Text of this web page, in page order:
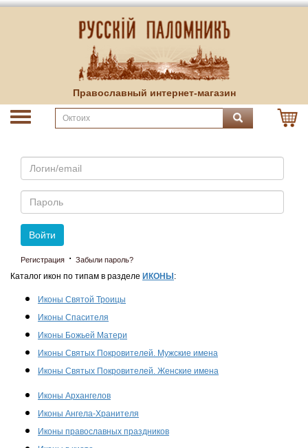
Православный интернет-магазин
Email
Пароль
Войти
Регистрация · Забыли пароль?
Каталог икон по типам в разделе ИКОНЫ :
Иконы Святой Троицы
Иконы Спасителя
Иконы Божьей Матери
Иконы Святых Покровителей. Мужские имена
Иконы Святых Покровителей. Женские имена
Иконы Архангелов
Иконы Ангела-Хранителя
Иконы православных праздников